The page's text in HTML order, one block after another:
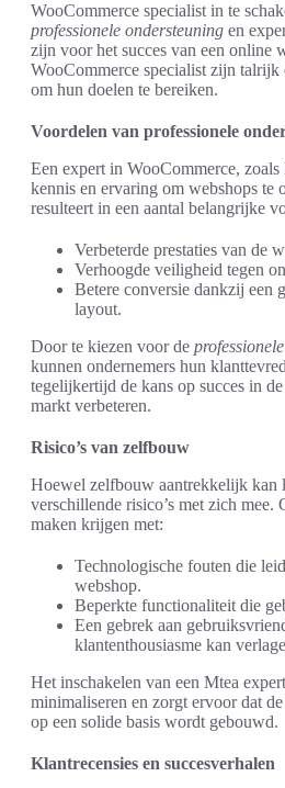
WooCommerce specialist in te
professionele ondersteuning en
zijn voor het succes van een online
WooCommerce specialist zijn talrijk
om hun doelen te bereiken.
Voordelen van professionele
Een expert in WooCommerce,
kennis en ervaring om webshops te
resulteert in een aantal belangrijke
Verbeterde prestaties van de
Verhoogde veiligheid tegen
Betere conversie dankzij een
layout.
Door te kiezen voor de
kunnen ondernemers hun
tegelijkertijd de kans op succes in
markt verbeteren.
Risico’s van zelfbouw
Hoewel zelfbouw aantrekkelijk kan
verschillende risico’s met zich mee.
maken krijgen met:
Technologische fouten die
webshop.
Beperkte functionaliteit die
Een gebrek aan
klantenthousiasme kan
Het inschakelen van een Mtea
minimaliseren en zorgt ervoor dat
op een solide basis wordt gebouwd.
Klantrecensies en succesverhalen